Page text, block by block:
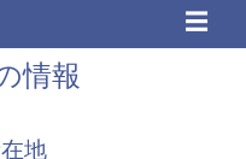
☰
情報
地